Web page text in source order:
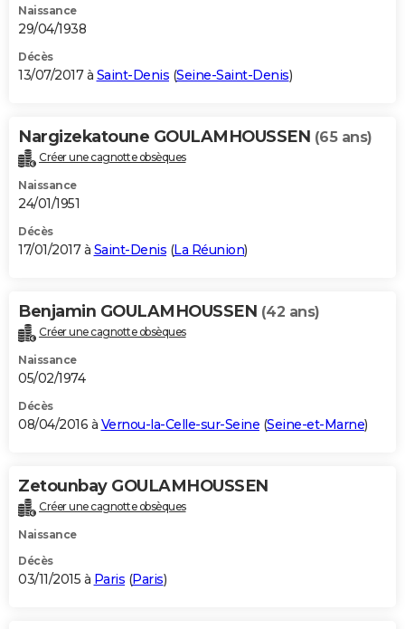
Naissance
29/04/1938
Décès
13/07/2017 à Saint-Denis (Seine-Saint-Denis)
Nargizekatoune GOULAMHOUSSEN (65 ans)
Créer une cagnotte obsèques
Naissance
24/01/1951
Décès
17/01/2017 à Saint-Denis (La Réunion)
Benjamin GOULAMHOUSSEN (42 ans)
Créer une cagnotte obsèques
Naissance
05/02/1974
Décès
08/04/2016 à Vernou-la-Celle-sur-Seine (Seine-et-Marne)
Zetounbay GOULAMHOUSSEN
Créer une cagnotte obsèques
Naissance
Décès
03/11/2015 à Paris (Paris)